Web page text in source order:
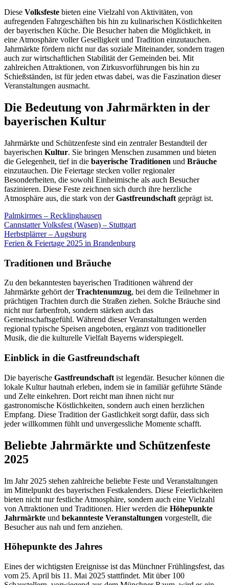
Diese Volksfeste bieten eine Vielzahl von Aktivitäten, von
aufregenden Fahrgeschäften bis hin zu kulinarischen Köstlichkeiten
der bayerischen Küche. Die Besucher haben die Möglichkeit, in
eine Atmosphäre voller Geselligkeit und Tradition einzutauchen.
Jahrmärkte fördern nicht nur das soziale Miteinander, sondern tragen
auch zur wirtschaftlichen Stabilität der Gemeinden bei. Mit
zahlreichen Attraktionen, von Zirkusvorführungen bis hin zu
Schießständen, ist für jeden etwas dabei, was die Faszination dieser
Veranstaltungen ausmacht.
Die Bedeutung von Jahrmärkten in der
bayerischen Kultur
Jahrmärkte und Schützenfeste sind ein zentraler Bestandteil der
bayerischen Kultur. Sie bringen Menschen zusammen und bieten
die Gelegenheit, tief in die bayerische Traditionen und Bräuche
einzutauchen. Die Feiertage stecken voller regionaler
Besonderheiten, die sowohl Einheimische als auch Besucher
faszinieren. Diese Feste zeichnen sich durch ihre herzliche
Atmosphäre aus, die stark von derGastfreundschaft geprägt ist.
Palmkirmes – Recklinghausen
Cannstatter Volksfest (Wasen) – Stuttgart
Herbstplärrer – Augsburg
Ferien & Feiertage 2025 in Brandenburg
Traditionen und Bräuche
Zu den bekanntesten bayerischen Traditionen während der
Jahrmärkte gehört derTrachtenumzug, bei dem die Teilnehmer in
prächtigen Trachten durch die Straßen ziehen. Solche Bräuche sind
nicht nur farbenfroh, sondern stärken auch das
Gemeinschaftsgefühl. Während dieser Veranstaltungen werden
regional typische Speisen angeboten, ergänzt von traditioneller
Musik, die die kulturelle Vielfalt Bayerns widerspiegelt.
Einblick in die Gastfreundschaft
Die bayerische Gastfreundschaft ist legendär. Besucher können die
lokale Kultur hautnah erleben, indem sie in familiär geführte Stände
und Zelte einkehren. Dort reicht man ihnen nicht nur
gastronomische Köstlichkeiten, sondern auch einen herzlichen
Empfang. Diese Tradition der Gastlichkeit sorgt dafür, dass sich
jeder willkommen fühlt und unvergessliche Momente schafft.
Beliebte Jahrmärkte und Schützenfeste
2025
Im Jahr 2025 stehen zahlreiche beliebte Feste und Veranstaltungen
im Mittelpunkt des bayerischen Festkalenders. Diese Feierlichkeiten
bieten nicht nur festliche Atmosphäre, sondern auch eine Vielzahl
von Attraktionen und Traditionen. Hier werden die Höhepunkte
Jahrmärkte und bekannteste Veranstaltungen vorgestellt, die
Besucher aus nah und fern anziehen.
Höhepunkte des Jahres
Eines der wichtigsten Ereignisse ist das Münchner Frühlingsfest, das
vom 25. April bis 11. Mai 2025 stattfindet. Mit über 100